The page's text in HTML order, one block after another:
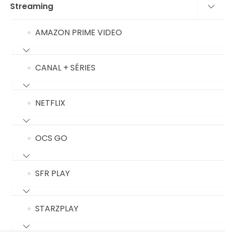
Streaming
AMAZON PRIME VIDEO
CANAL + SÉRIES
NETFLIX
OCS GO
SFR PLAY
STARZPLAY